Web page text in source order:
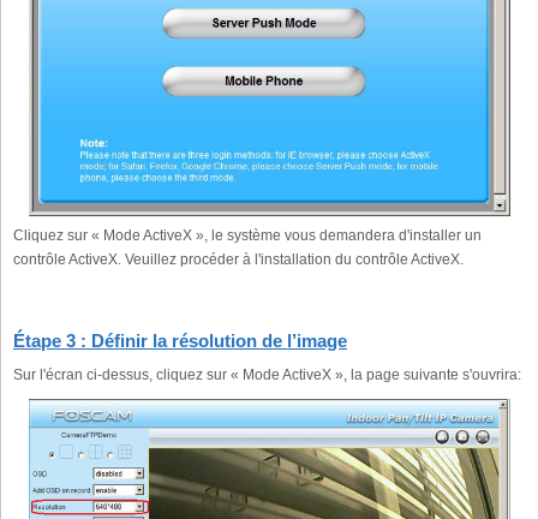
Cliquez sur « Mode ActiveX », le système vous demandera d'installer un
contrôle ActiveX. Veuillez procéder à l'installation du contrôle ActiveX.
Étape 3 : Définir la résolution de l’image
Sur l'écran ci-dessus, cliquez sur « Mode ActiveX », la page suivante s'ouvrira: